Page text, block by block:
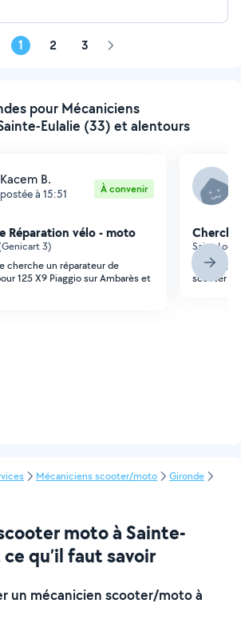
1 2 3 Page
pour Mécaniciens
Eulalie (33) et alentours
Kacem B.
postée à 15:51 À convenir
Réparation vélo - moto
3)
cherche un réparateur de
125 X9 Piaggio sur Ambarès et
Saint-
Bonjour,
scooter
Mécaniciens scooter/moto
Gironde
moto à Sainte-
qu’il faut savoir
un mécanicien scooter/moto à